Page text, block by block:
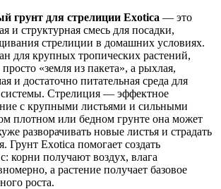
грунт для стрелиции Exotica — это
и структурная смесь для посадки,
стрелиции в домашних условиях.
для крупных тропических растений,
«земля из пакета», а рыхлая,
и достаточно питательная среда для
Стрелиция — эффектное
с крупными листьями и сильными
плотном или бедном грунте она может
разворачивать новые листья и страдать
Грунт Exotica помогает создать
корни получают воздух, влага
а растение получает базовое
роста.